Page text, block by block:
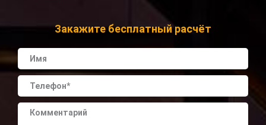
Закажите бесплатный расчёт